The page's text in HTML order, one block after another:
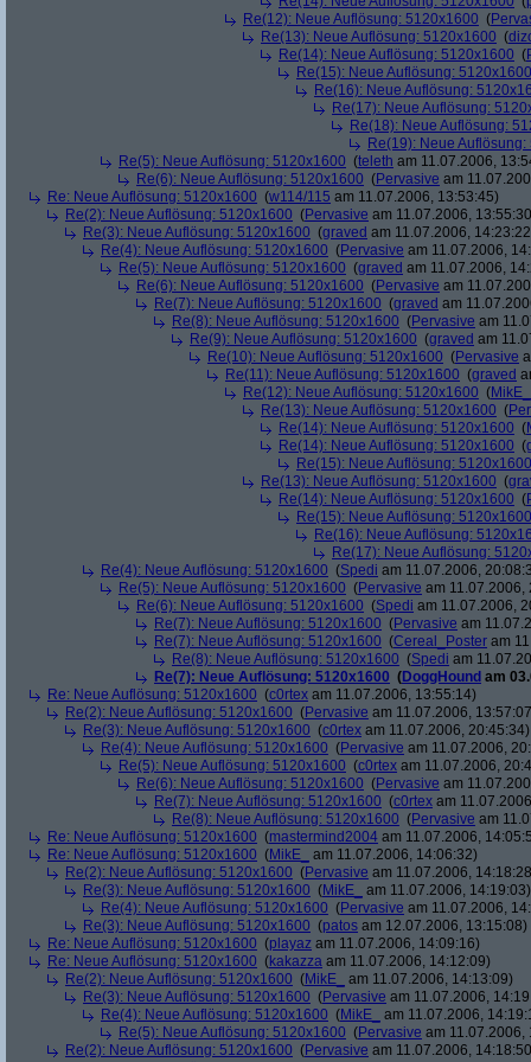
Re(12): Neue Auflösung: 5120x1600 (
Re(13): Neue Auflösung: 5120x1600 (
Re(14): Neue Auflösung: 5120x1600 (
Re(15): Neue Auflösung: 5120x1600
Re(16): Neue Auflösung:
Re(17): Neue Auflösung:
Re(18): Neue Auflösung:
Re(19): Neue
Re(5): Neue Auflösung: 5120x1600 (teleth am 11.07.2006,
Re(6): Neue Auflösung: 5120x1600 (Pervasive am
Re: Neue Auflösung: 5120x1600 (w114/115 am 11.07.2006, 13:53:45)
Re(2): Neue Auflösung: 5120x1600 (Pervasive am 11.07.2006,
Re(3): Neue Auflösung: 5120x1600 (graved am 11.07.2006,
Re(4): Neue Auflösung: 5120x1600 (Pervasive am 11.07.2006,
Re(5): Neue Auflösung: 5120x1600 (graved am 11.07.2006,
Re(6): Neue Auflösung: 5120x1600 (Pervasive am
Re(7): Neue Auflösung: 5120x1600 (graved am
Re(8): Neue Auflösung: 5120x1600 (Pervasive am
Re(9): Neue Auflösung: 5120x1600 (graved am
Re(10): Neue Auflösung: 5120x1600 (Pervasive
Re(11): Neue Auflösung: 5120x1600 (graved
Re(12): Neue Auflösung: 5120x1600 (MikE_
Re(13): Neue Auflösung: 5120x1600 (
Re(14): Neue Auflösung: 5120x1600 (
Re(14): Neue Auflösung: 5120x1600 (
Re(15): Neue Auflösung: 5120x1600
Re(13): Neue Auflösung: 5120x1600 (
Re(14): Neue Auflösung: 5120x1600 (
Re(15): Neue Auflösung: 5120x1600
Re(16): Neue Auflösung:
Re(17): Neue Auflösung:
Re(4): Neue Auflösung: 5120x1600 (Spedi am 11.07.2006,
Re(5): Neue Auflösung: 5120x1600 (Pervasive am 11.07.2006,
Re(6): Neue Auflösung: 5120x1600 (Spedi am 11.07.2006,
Re(7): Neue Auflösung: 5120x1600 (Pervasive am
Re(7): Neue Auflösung: 5120x1600 (Cereal_Poster am
Re(8): Neue Auflösung: 5120x1600 (Spedi am
Re(7): Neue Auflösung: 5120x1600 (DoggHound am
Re: Neue Auflösung: 5120x1600 (c0rtex am 11.07.2006, 13:55:14)
Re(2): Neue Auflösung: 5120x1600 (Pervasive am 11.07.2006,
Re(3): Neue Auflösung: 5120x1600 (c0rtex am 11.07.2006, 20:45:34)
Re(4): Neue Auflösung: 5120x1600 (Pervasive am 11.07.2006,
Re(5): Neue Auflösung: 5120x1600 (c0rtex am 11.07.2006,
Re(6): Neue Auflösung: 5120x1600 (Pervasive am
Re(7): Neue Auflösung: 5120x1600 (c0rtex am
Re(8): Neue Auflösung: 5120x1600 (Pervasive am
Re: Neue Auflösung: 5120x1600 (mastermind2004 am 11.07.2006,
Re: Neue Auflösung: 5120x1600 (MikE_
am 11.07.2006, 14:06:32)
Re(2): Neue Auflösung: 5120x1600 (Pervasive am 11.07.2006,
Re(3): Neue Auflösung: 5120x1600 (MikE_
am 11.07.2006, 14:19:03)
Re(4): Neue Auflösung: 5120x1600 (Pervasive am 11.07.2006,
Re(3): Neue Auflösung: 5120x1600 (patos am 12.07.2006, 13:15:08)
Re: Neue Auflösung: 5120x1600 (playaz am 11.07.2006, 14:09:16)
Re: Neue Auflösung: 5120x1600 (kakazza am 11.07.2006, 14:12:09)
Re(2): Neue Auflösung: 5120x1600 (MikE_
am 11.07.2006, 14:13:09)
Re(3): Neue Auflösung: 5120x1600 (Pervasive am 11.07.2006,
Re(4): Neue Auflösung: 5120x1600 (MikE_
am 11.07.2006,
Re(5): Neue Auflösung: 5120x1600 (Pervasive am 11.07.2006,
Re(2): Neue Auflösung: 5120x1600 (Pervasive am 11.07.2006,